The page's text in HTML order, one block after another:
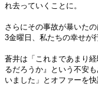
れ去っていくことに。
さらにその事故が暴いた
3金曜日、私たちの幸せが
蒼井は「これまであまり
るだろうか』という不安
いました」とオファーを快